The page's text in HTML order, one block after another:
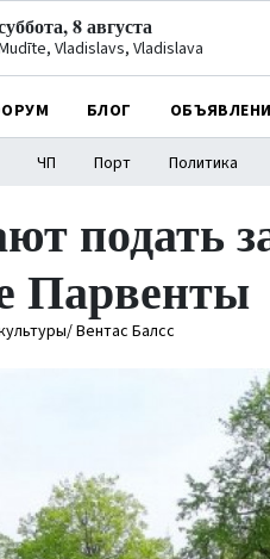
8 августа
Vladislavs, Vladislava
БЛОГ
ЧП Порт Политика
подать
Парвенты
Вентас Балсс